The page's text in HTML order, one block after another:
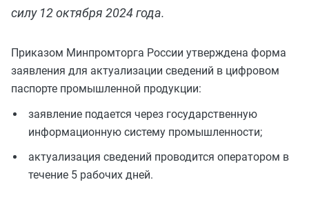
силу 12 октября 2024 года.
Приказом Минпромторга России утверждена форма
заявления для актуализации сведений в цифровом
паспорте промышленной продукции:
заявление подается через государственную
информационную систему промышленности;
актуализация сведений проводится оператором в
течение 5 рабочих дней.